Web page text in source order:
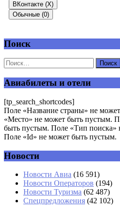
ВКонтакте (X)
Обычные (0)
Добавить
Ваш адрес email не будет
Имя *
Email*
Поиск
Авиабилеты и отели
[tp_search_shortcodes]
Поле «Название страны» не
«Место» не может быть пустым.
быть пустым. Поле «Тип поиска»
Поле «Id» не может быть пустым.
Новости
Новости Авиа (16 591)
Новости Операторов (194)
Новости Туризма (62 487)
Спецпредложения (42 102)